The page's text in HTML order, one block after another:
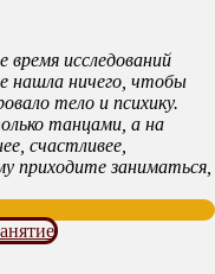
время исследований
нашла ничего, чтобы
тело и психику.
танцами, а на
счастливее,
приходите заниматься,